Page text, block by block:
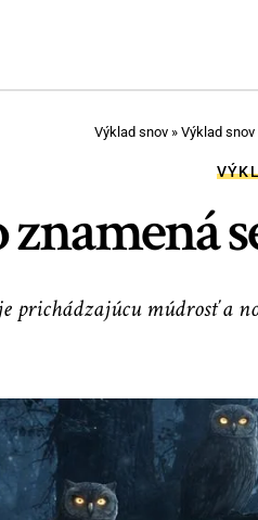
Výklad snov » Výklad
znamená
prichádzajúcu múdrosť a